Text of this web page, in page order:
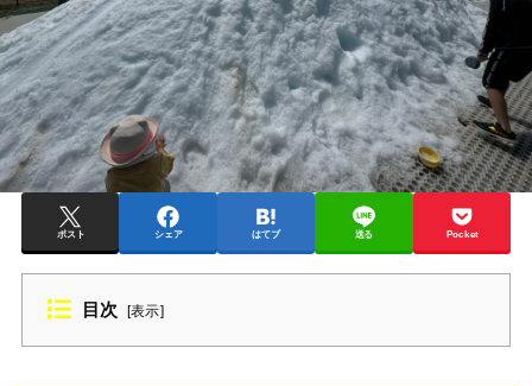
ポスト シェア はてブ 送る Pocket
目次 [表示]